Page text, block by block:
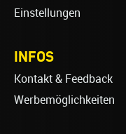
Einstellungen
INFOS
Kontakt & Feedback
Werbemöglichkeiten